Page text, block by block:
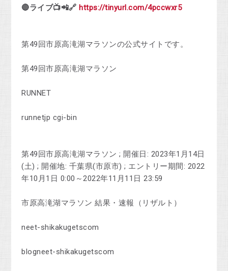
🔴ライブ📺📲🔗 https://tinyurl.com/4pccwxr5
第49回市原高滝湖マラソンの公式サイトです。
第49回市原高滝湖マラソン
RUNNET
runnetjp cgi-bin
第49回市原高滝湖マラソン ; 開催日: 2023年1月14日
(土) ; 開催地: 千葉県(市原市) ; エントリー期間: 2022
年10月1日 0:00～2022年11月11日 23:59
市原高滝湖マラソン 結果・速報（リザルト）
neet-shikakugetscom
blogneet-shikakugetscom